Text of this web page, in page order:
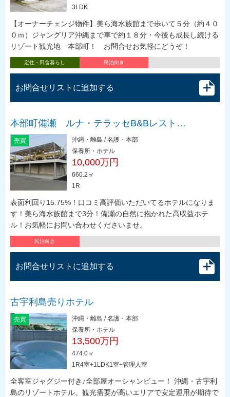
3LDK
【オーナーチェンジ物件】美ら海水族館まで歩いて５分（約４０
０ｍ）ジャングリア沖縄まで車で約１８分・今後も成長し続ける
リゾート観光地 本部町！ お問合せお気軽にどうぞ！
定住・田舎暮らし 民泊向き
お問合せリストに追加する
本部町備瀬 ルナ・テラッセB&Bレスト…
売買
沖縄・離島 / 名護・本部
保養所・ホテル
10,000万円
660.2㎡
1R
表面利回り15.75%！口コミ高評価いただいてるホテルになりま
す！美ら海水族館まで3分！備瀬の自然に抱かれた高収益ホテ
ル！お気軽にお問い合わせくださいませ。
民泊向き
お問合せリストに追加する
古宇利島売りホテル
売買
沖縄・離島 / 名護・本部
保養所・ホテル
13,500万円
474.0㎡
1R4室+1LDK1室+管理人室
全客室ジャグジー付き♪全部屋オーシャンビュー！ 沖縄・古宇利
島のリゾートホテル。観光需要が高いエリアで安定運用が期待で